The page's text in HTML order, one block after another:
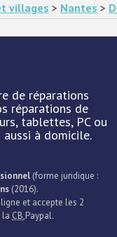
villages > Nantes >
de réparations
réparations de
tablettes, PC ou
aussi à domicile.
(forme juridique :
(2016).
et accepte les 2
la CB,Paypal.